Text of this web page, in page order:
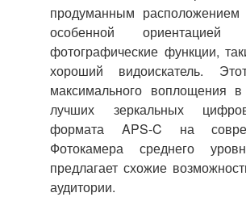
продуманным
особенной
фотографические функции,
хороший видоискатель.
максимального воплощения
лучших зеркальных
формата APS-C на
Фотокамера среднего
предлагает схожие
аудитории.